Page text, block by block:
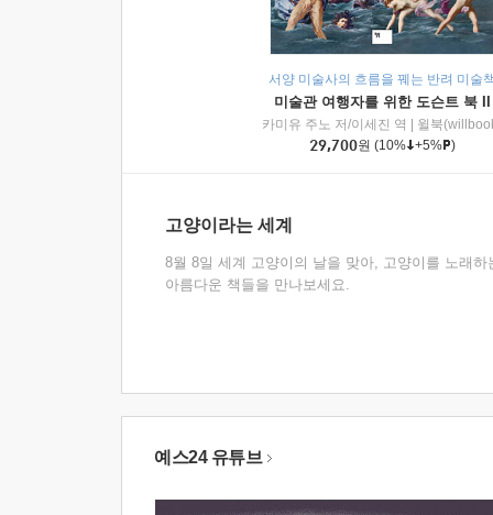
서양 미술사의 흐름을 꿰는 반려 미술
미술관 여행자를 위한 도슨트 북 II
카미유 주노 저/이세진 역
윌북
29,700원 (10% +5% )
고양이라는 세계
8월 8일 세계 고양이의 날을 맞아, 고양이를 노래하
아름다운 책들을 만나보세요.
예스24 유튜브